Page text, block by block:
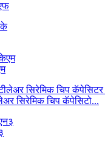
सिरेमिक चिप कॅपेसिटो...